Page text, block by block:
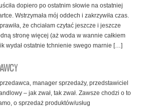
dopiero po ostatnim słowie na ostatniej
Wstrzymała mój oddech i zakrzywiła czas.
że chciałam czytać jeszcze i jeszcze
stronę więcej (aż woda w wannie całkiem
wydał ostatnie tchnienie swego marnie […]
manager sprzedaży, przedstawiciel
– jak zwał, tak zwał. Zawsze chodzi o to
o sprzedaż produktów/usług